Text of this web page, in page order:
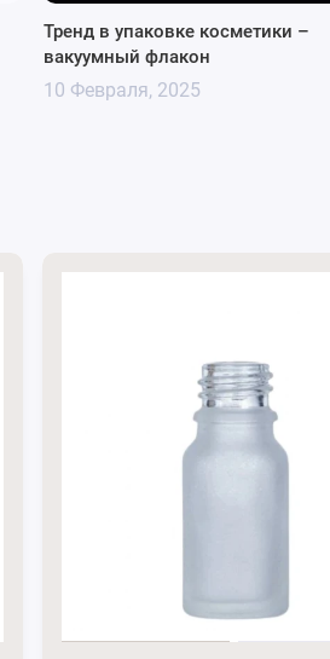
Telegram.
Тренд в упаковке косметики –
вакуумный флакон
10 Февраля, 2025